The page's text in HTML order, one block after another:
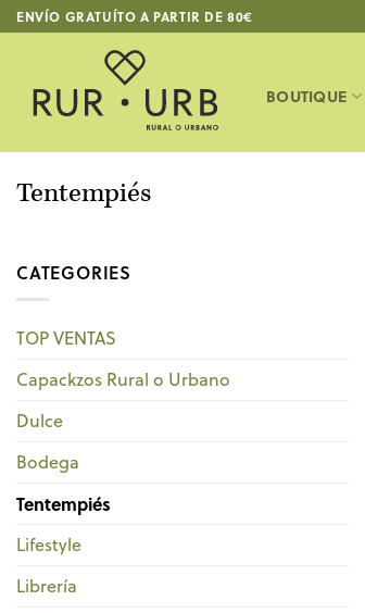
Saltar
al
ENVÍO GRATUÍTO A PARTIR DE 80€
BOUTIQUE
Tentempiés
CATEGORIES
TOP VENTAS
Capackzos Rural o Urbano
Dulce
Bodega
Tentempiés
Lifestyle
Librería